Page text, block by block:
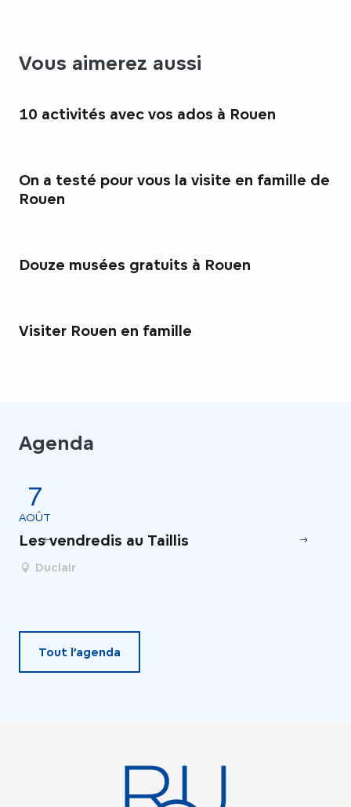
Vous aimerez aussi
10 activités avec vos ados à Rouen
On a testé pour vous la visite en famille de
Rouen
Douze musées gratuits à Rouen
Visiter Rouen en famille
Agenda
7
AOÛT
Les vendredis au Taillis
Duclair
Tout l’agenda